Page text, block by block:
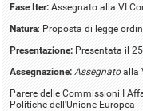
Fase Iter: Assegnato alla VI
Natura: Proposta di legge
Presentazione: Presentata il
Assegnazione: Assegnatoalla
Parere delle Commissioni I
Politiche dell'Unione Europea